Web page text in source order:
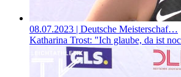
08.07.2023 | Deutsche Meisterschaf…
Katharina Trost: "Ich glaube, da ist